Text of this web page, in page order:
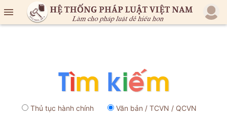

Thủ tục hành chính Văn bản / TCVN / QCVN